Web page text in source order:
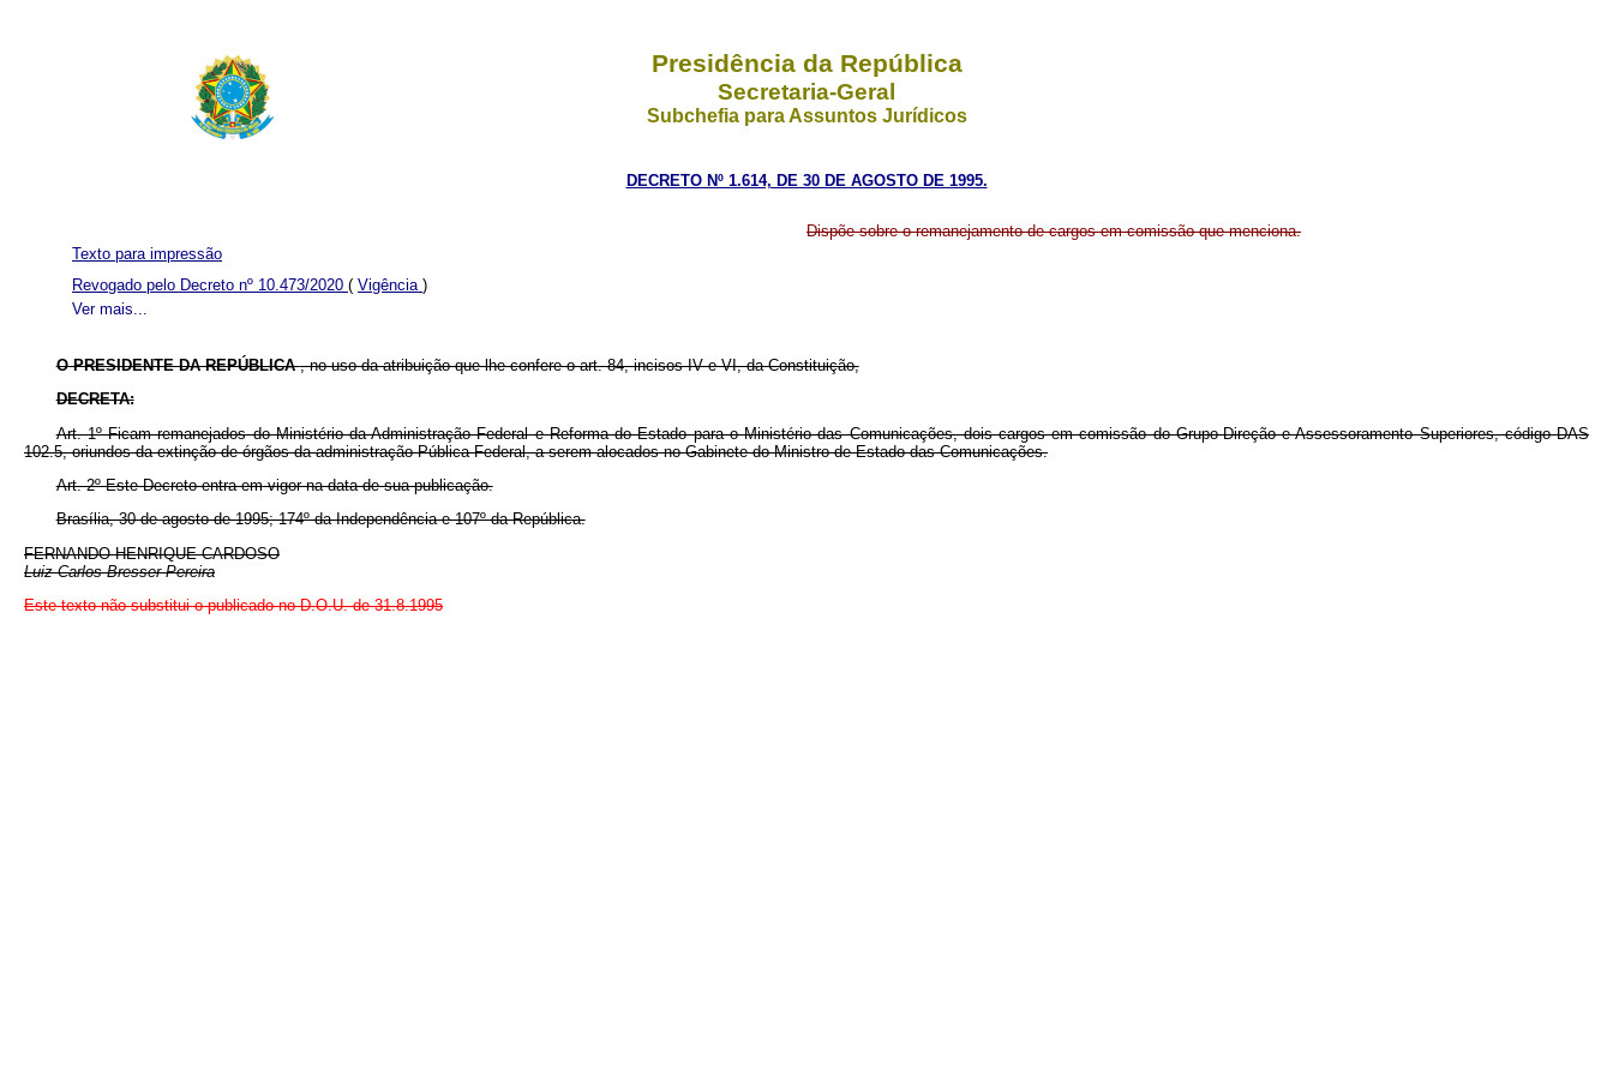
Presidência da República
Secretaria-Geral
Subchefia para Assuntos Jurídicos
DECRETO Nº 1.614, DE 30 DE AGOSTO DE 1995.
Dispõe sobre o remanejamento de cargos em comissão que menciona.
Ver mais...
Texto para impressão
Revogado pelo Decreto nº 10.473/2020 ( Vigência )
O PRESIDENTE DA REPÚBLICA, no uso da atribuição que lhe confere o art. 84, incisos IV e VI, da Constituição,
DECRETA:
Art. 1º Ficam remanejados do Ministério da Administração Federal e Reforma do Estado para o Ministério das Comunicações, dois cargos em comissão do Grupo-Direção e Assessoramento Superiores, código DAS
102.5, oriundos da extinção de órgãos da administração Pública Federal, a serem alocados no Gabinete do Ministro de Estado das Comunicações.
Art. 2º Este Decreto entra em vigor na data de sua publicação.
Brasília, 30 de agosto de 1995; 174º da Independência e 107º da República.
FERNANDO HENRIQUE CARDOSO
Luiz Carlos Bresser Pereira
Este texto não substitui o publicado no D.O.U. de 31.8.1995